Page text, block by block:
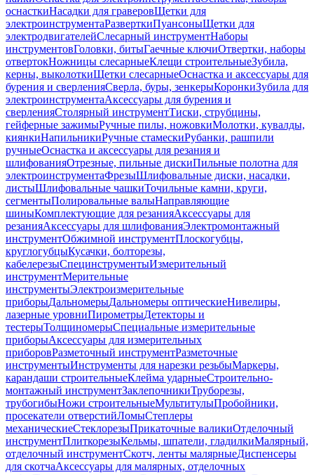
оснасткиНасадки для граверовЩетки для
электроинструментаРазверткиПуансоныЩетки для
электродвигателейСлесарный инструментНаборы
инструментовГоловки, битыГаечные ключиОтвертки, наборы
отвертокНожницы слесарныеКлещи строительныеЗубила,
керны, выколоткиЩетки слесарныеОснастка и аксессуары для
бурения и сверленияСверла, буры, зенкерыКоронкиЗубила для
электроинструментаАксессуары для бурения и
сверленияСтолярный инструментТиски, струбцины,
гейферные зажимыРучные пилы, ножовкиМолотки, кувалды,
киянкиНапильникиРучные стамескиРубанки, рашпили
ручныеОснастка и аксессуары для резания и
шлифованияОтрезные, пильные дискиПильные полотна для
электроинструментаФрезыШлифовальные диски, насадки,
листыШлифовальные чашкиТочильные камни, круги,
сегментыПолировальные валыНаправляющие
шиныКомплектующие для резанияАксессуары для
резанияАксессуары для шлифованияЭлектромонтажный
инструментОбжимной инструментПлоскогубцы,
круглогубцыКусачки, болторезы,
кабелерезыСпецинструментыИзмерительный
инструментМерительные
инструментыЭлектроизмерительные
приборыДальномерыДальномеры оптическиеНивелиры,
лазерные уровниПирометрыДетекторы и
тестерыТолщиномерыСпециальные измерительные
приборыАксессуары для измерительных
приборовРазметочный инструментРазметочные
инструментыИнструменты для нарезки резьбыМаркеры,
карандаши строительныеКлейма ударныеСтроительно-
монтажный инструментЗаклепочникиТруборезы,
трубогибыНожи строительныеМультитулыПробойники,
просекатели отверстийЛомыСтеплеры
механическиеСтеклорезыПрикаточные валикиОтделочный
инструментПлиткорезыКельмы, шпатели, гладилкиМалярный,
отделочный инструментСкотч, ленты малярныеДиспенсеры
для скотчаАксессуары для малярных, отделочных